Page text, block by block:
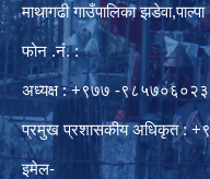
माथागढी गाउँपालिका झडेवा,पाल्पा
फोन .नं. :
अध्यक्ष : +९७७ -
प्रमुख प्रशासकीय अधिकृत :
इमेल-